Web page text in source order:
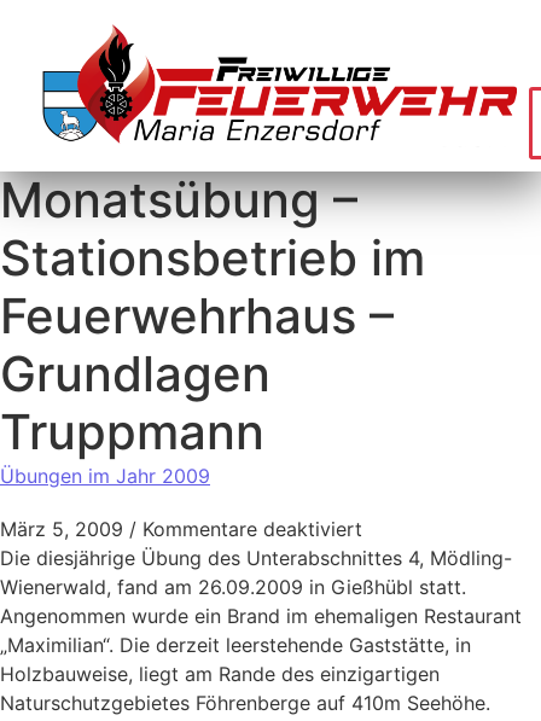
Monatsübung –
Stationsbetrieb im
Feuerwehrhaus –
Grundlagen
Truppmann
Übungen im Jahr 2009
März 5, 2009 / Kommentare deaktiviert
Die diesjährige Übung des Unterabschnittes 4, Mödling-
Wienerwald, fand am 26.09.2009 in Gießhübl statt.
Angenommen wurde ein Brand im ehemaligen Restaurant
„Maximilian“. Die derzeit leerstehende Gaststätte, in
Holzbauweise, liegt am Rande des einzigartigen
Naturschutzgebietes Föhrenberge auf 410m Seehöhe.